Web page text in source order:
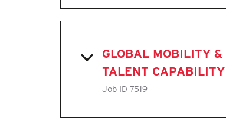
GLOBAL MOBILITY &
TALENT
Job ID 7519